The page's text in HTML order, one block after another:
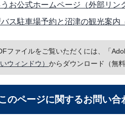
お公式ホームページ（外部リン
ス駐車場予約と沼津の観光案内
ファイルをご覧いただくには、「
ウィンドウ） からダウンロード（無
のページに関するお問い合